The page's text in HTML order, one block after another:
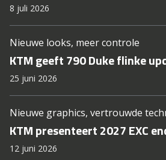
8 juli 2026
Nieuwe looks, meer controle
KTM geeft 790 Duke flinke
25 juni 2026
Nieuwe graphics, vertrouwde
KTM presenteert 2027 EXC
12 juni 2026